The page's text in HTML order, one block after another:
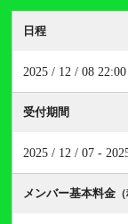
日程
2025 / 12 / 08
受付期間
2025 / 12 / 07 -
メンバー基本料金